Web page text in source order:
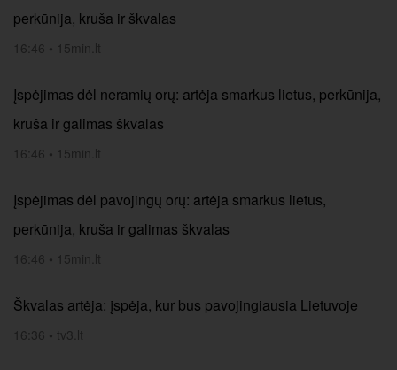
perkūnija, kruša ir škvalas
16:46 • 15min.lt
Įspėjimas dėl neramių orų: artėja smarkus lietus, perkūnija,
kruša ir galimas škvalas
16:46 • 15min.lt
Įspėjimas dėl pavojingų orų: artėja smarkus lietus,
perkūnija, kruša ir galimas škvalas
16:46 • 15min.lt
Škvalas artėja: įspėja, kur bus pavojingiausia Lietuvoje
16:36 • tv3.lt